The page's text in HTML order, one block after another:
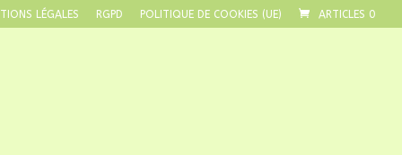
LÉGALES RGPD POLITIQUE DE COOKIES (UE) ARTICLES 0